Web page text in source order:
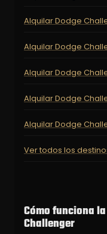
Alquilar Dodge
Alquilar Dodge
Alquilar Dodge
Alquilar Dodge
Alquilar Dodge
Ver todos los
Cómo funciona
Challenger